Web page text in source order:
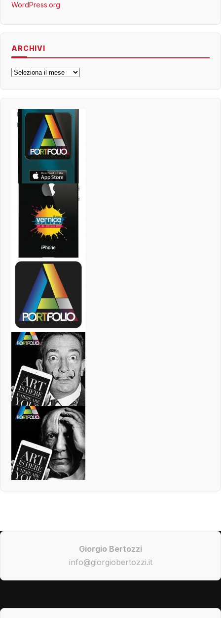
WordPress.org
ARCHIVI
Archivi
Giorgio Bertozzi
info@giorgiobertozzi.it